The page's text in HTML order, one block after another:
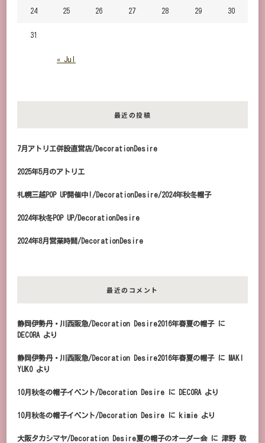
« Jul
24 25 26 27 28 29 30
31
最近の投稿
7月アトリエ併設直営店/DecorationDesire
2025年5月のアトリエ
札幌三越POP UP開催中!/DecorationDesire/2024年秋冬帽子
2024年秋冬POP UP/DecorationDesire
2024年8月営業時間/DecorationDesire
最近のコメント
静岡伊勢丹・川西阪急/Decoration Desire2016年春夏の帽子に
DECORA より
静岡伊勢丹・川西阪急/Decoration Desire2016年春夏の帽子に
MAKI
YUKOより
10月秋冬の帽子イベント/Decoration Desire に DECORA より
10月秋冬の帽子イベント/Decoration Desire に kimie より
大阪タカシマヤ/Decoration Desire夏の帽子のオーダー会に 津野 敬